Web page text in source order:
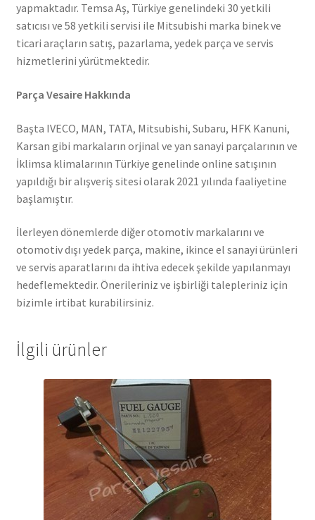
yapmaktadır. Temsa Aş, Türkiye genelindeki 30 yetkili
satıcısı ve 58 yetkili servisi ile Mitsubishi marka binek ve
ticari araçların satış, pazarlama, yedek parça ve servis
hizmetlerini yürütmektedir.
Parça Vesaire Hakkında
Başta IVECO, MAN, TATA, Mitsubishi, Subaru, HFK Kanuni,
Karsan gibi markaların orjinal ve yan sanayi parçalarının ve
İklimsa klimalarının Türkiye genelinde online satışının
yapıldığı bir alışveriş sitesi olarak 2021 yılında faaliyetine
başlamıştır.
İlerleyen dönemlerde diğer otomotiv markalarını ve
otomotiv dışı yedek parça, makine, ikince el sanayi ürünleri
ve servis aparatlarını da ihtiva edecek şekilde yapılanmayı
hedeflemektedir. Önerileriniz ve işbirliği talepleriniz için
bizimle irtibat kurabilirsiniz.
İlgili ürünler